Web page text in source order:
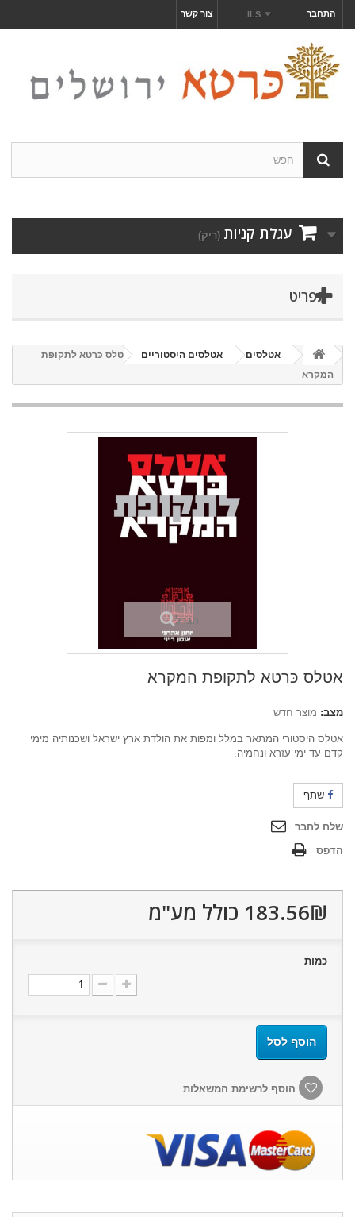
התחבר ILS צור קשר
עגלת קניות (ריק)
תפריט
אטלסים אטלסים היסטוריים
אטלס כּרטא לתקופת
המקרא
הגדל
אטלס כּרטא לתקופת המקרא
מצב: מוצר חדש
אטלס היסטורי המתאר במלל ומפות את הולדת ארץ ישראל ושכנותיה מימי
קדם עד ימי עזרא ונחמיה.
שתף
שלח לחבר
הדפס
183.56₪‎ כולל מע"מ
כמות
הוסף לסל
הוסף לרשימת המשאלות